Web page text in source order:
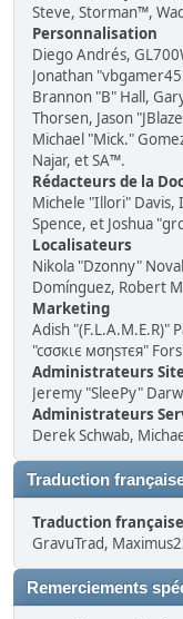
Steve, Storman™,
Personnalisation
Diego Andrés,
Jonathan
Brannon "B" Hall,
Thorsen, Jason
Michael "Mick."
Najar, et SA™.
Rédacteurs de la
Michele "Illori" Davis,
Spence, et Joshua
Localisateurs
Nikola "Dzonny"
Domínguez, Robert
Marketing
Adish "(F.L.A.M.E.R)"
"cσσкιє мσηѕтєя"
Administrateurs
Jeremy "SleePy"
Administrateurs
Derek Schwab,
Traduction
Traduction française
GravuTrad,
Remerciements